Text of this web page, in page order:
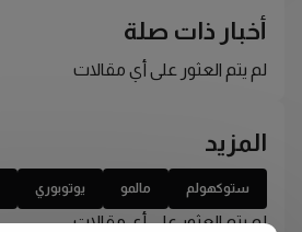
أخبار ذات صلة
لم يتم العثور على أي مقالات
المزيد
ستوكهولم مالمو يوتوبوري
لم يتم العثور على أي مقالات